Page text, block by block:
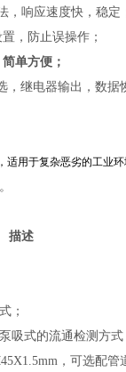
响应速度快，稳定
，防止误操作；
单方便；
继电器输出，数据
用于复杂恶劣的工业
描述
；
吸式的流通检测方式
，可选配管